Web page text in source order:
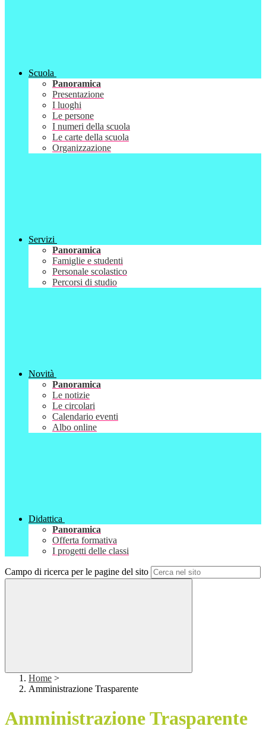
Scuola
Panoramica
Presentazione
I luoghi
Le persone
I numeri della scuola
Le carte della scuola
Organizzazione
Servizi
Panoramica
Famiglie e studenti
Personale scolastico
Percorsi di studio
Novità
Panoramica
Le notizie
Le circolari
Calendario eventi
Albo online
Didattica
Panoramica
Offerta formativa
I progetti delle classi
Campo di ricerca per le pagine del sito
Home >
Amministrazione Trasparente
Amministrazione Trasparente